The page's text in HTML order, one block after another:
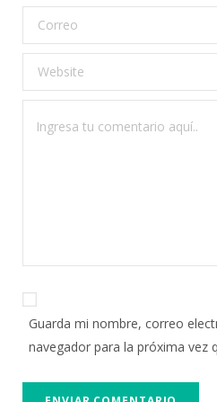
Guarda mi nombre, correo
navegador para la próxima vez